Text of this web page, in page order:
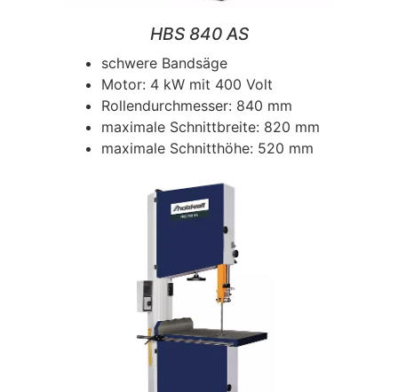
HBS 840 AS
schwere Bandsäge
Motor: 4 kW mit 400 Volt
Rollendurchmesser: 840 mm
maximale Schnittbreite: 820 mm
maximale Schnitthöhe: 520 mm